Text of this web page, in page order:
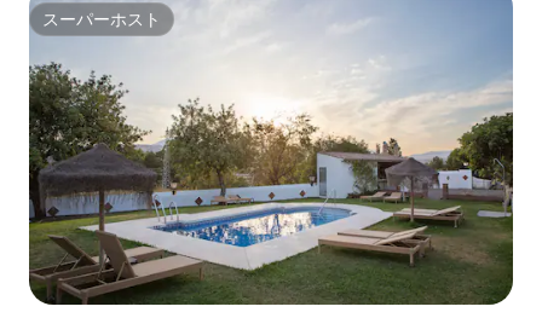
スーパーホスト
スーパーホスト